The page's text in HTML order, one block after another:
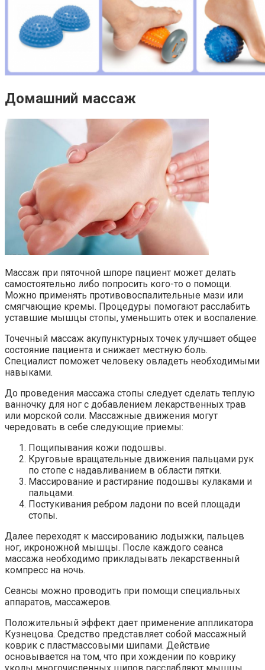
Домашний массаж
Массаж при пяточной шпоре пациент может делать
самостоятельно либо попросить кого-то о помощи.
Можно применять противовоспалительные мази или
смягчающие кремы. Процедуры помогают расслабить
уставшие мышцы стопы, уменьшить отек и воспаление.
Точечный массаж акупунктурных точек улучшает общее
состояние пациента и снижает местную боль.
Специалист поможет человеку овладеть необходимыми
навыками.
До проведения массажа стопы следует сделать теплую
ванночку для ног с добавлением лекарственных трав
или морской соли. Массажные движения могут
чередовать в себе следующие приемы:
Пощипывания кожи подошвы.
Круговые вращательные движения пальцами рук
по стопе с надавливанием в области пятки.
Массирование и растирание подошвы кулаками и
пальцами.
Постукивания ребром ладони по всей площади
стопы.
Далее переходят к массированию лодыжки, пальцев
ног, икроножной мышцы. После каждого сеанса
массажа необходимо прикладывать лекарственный
компресс на ночь.
Сеансы можно проводить при помощи специальных
аппаратов, массажеров.
Положительный эффект дает применение аппликатора
Кузнецова. Средство представляет собой массажный
коврик с пластмассовыми шипами. Действие
основывается на том, что при хождении по коврику